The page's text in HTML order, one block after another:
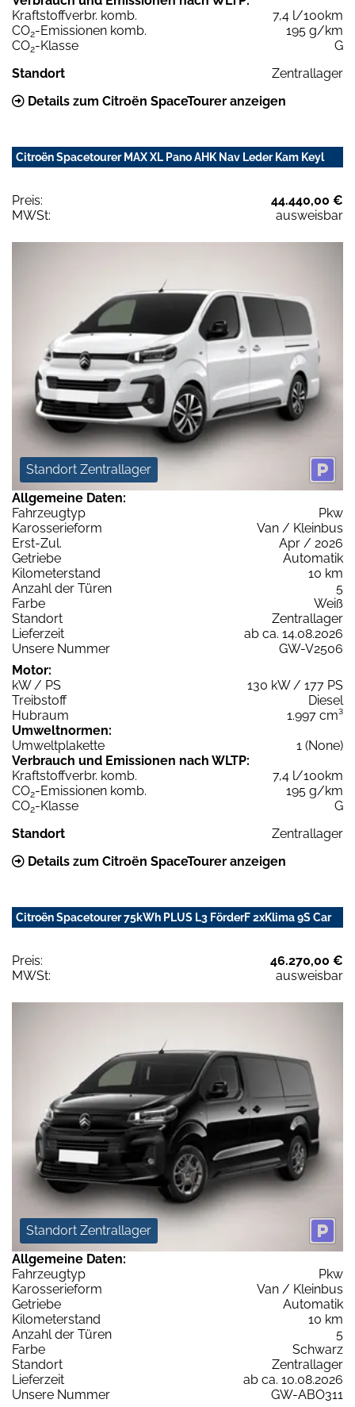
Kraftstoffverbr. komb.
7,4 l/100km
CO2-Emissionen komb.
195 g/km
CO2-Klasse
G
Standort
Zentrallager
Details zum Citroën SpaceTourer anzeigen
Citroën Spacetourer MAX XL Pano AHK Nav Leder Kam Keyl
Preis:
44.440,00 €
MWSt:
ausweisbar
Standort Zentrallager
Allgemeine Daten:
Fahrzeugtyp
Pkw
Karosserieform
Van / Kleinbus
Erst-Zul.
Apr / 2026
Getriebe
Automatik
Kilometerstand
10 km
Anzahl der Türen
5
Farbe
Weiß
Standort
Zentrallager
Lieferzeit
ab ca. 14.08.2026
Unsere Nummer
GW-V2506
Motor:
kW / PS
130 kW / 177 PS
Treibstoff
Diesel
Hubraum
1.997 cm³
Umweltnormen:
Umweltplakette
1 (None)
Verbrauch und Emissionen nach WLTP:
Kraftstoffverbr. komb.
7,4 l/100km
CO2-Emissionen komb.
195 g/km
CO2-Klasse
G
Standort
Zentrallager
Details zum Citroën SpaceTourer anzeigen
Citroën Spacetourer 75kWh PLUS L3 FörderF 2xKlima 9S Car
Preis:
46.270,00 €
MWSt:
ausweisbar
Standort Zentrallager
Allgemeine Daten:
Fahrzeugtyp
Pkw
Karosserieform
Van / Kleinbus
Getriebe
Automatik
Kilometerstand
10 km
Anzahl der Türen
5
Farbe
Schwarz
Standort
Zentrallager
Lieferzeit
ab ca. 10.08.2026
Unsere Nummer
GW-ABO311